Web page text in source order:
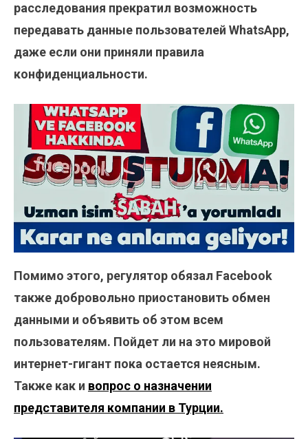
расследования прекратил возможность
передавать данные пользователей WhatsApp,
даже если они приняли правила
конфиденциальности.
Помимо этого, регулятор обязал Facebook
также добровольно приостановить обмен
данными и объявить об этом всем
пользователям. Пойдет ли на это мировой
интернет-гигант пока остается неясным.
Также как и вопрос о назначении
представителя компании в Турции.